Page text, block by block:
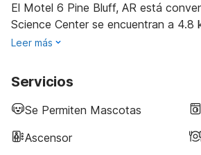
El Motel 6 Pine Bluff, AR está
Science Center se encuentran a 4.8
Leer más
Servicios
Se Permiten Mascotas
Ascensor